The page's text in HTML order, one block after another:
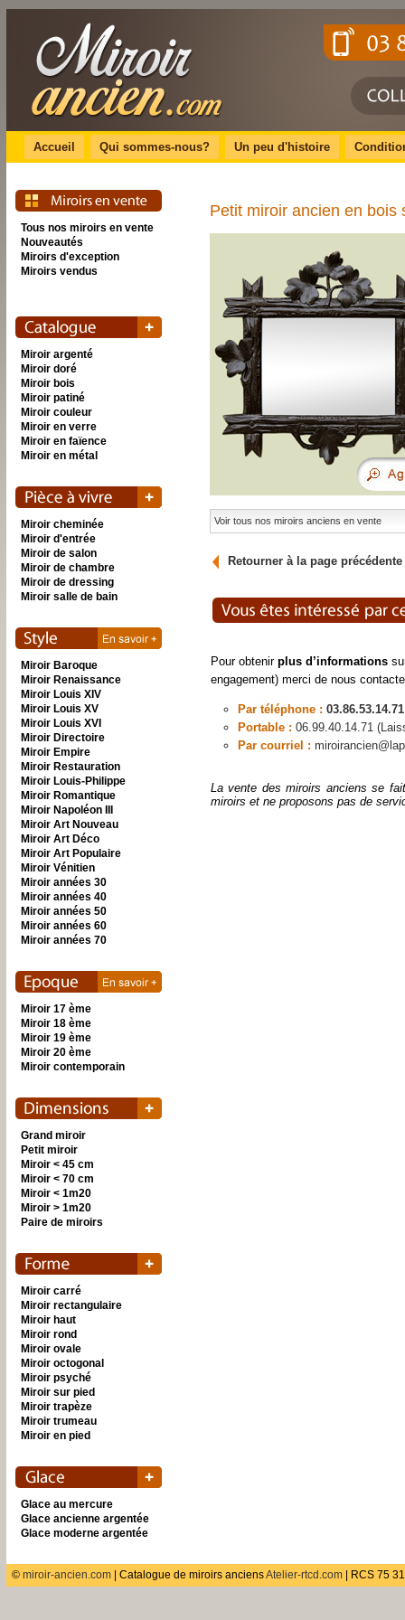
Accueil Qui sommes-nous? Un peu d'histoire
Petit miroir ancien en bois
Voir tous nos miroirs anciens en vente
Retourner à la page précédente
Pour obtenir plus d’informations
engagement) merci de nous
Par téléphone : 03.86.53.14.71
Portable : 06.99.40.14.71
Par courriel :
La vente des miroirs anciens se
miroirs et ne proposons pas de
Tous nos miroirs en vente
Nouveautés
Miroirs d'exception
Miroirs vendus
Miroir argenté
Miroir doré
Miroir bois
Miroir patiné
Miroir couleur
Miroir en verre
Miroir en faïence
Miroir en métal
Miroir cheminée
Miroir d'entrée
Miroir de salon
Miroir de chambre
Miroir de dressing
Miroir salle de bain
Miroir Baroque
Miroir Renaissance
Miroir Louis XIV
Miroir Louis XV
Miroir Louis XVI
Miroir Directoire
Miroir Empire
Miroir Restauration
Miroir Louis-Philippe
Miroir Romantique
Miroir Napoléon III
Miroir Art Nouveau
Miroir Art Déco
Miroir Art Populaire
Miroir Vénitien
Miroir années 30
Miroir années 40
Miroir années 50
Miroir années 60
Miroir années 70
Miroir 17 ème
Miroir 18 ème
Miroir 19 ème
Miroir 20 ème
Miroir contemporain
Grand miroir
Petit miroir
Miroir < 45 cm
Miroir < 70 cm
Miroir < 1m20
Miroir > 1m20
Paire de miroirs
Miroir carré
Miroir rectangulaire
Miroir haut
Miroir rond
Miroir ovale
Miroir octogonal
Miroir psyché
Miroir sur pied
Miroir trapèze
Miroir trumeau
Miroir en pied
Glace au mercure
Glace ancienne argentée
Glace moderne argentée
© miroir-ancien.com| Catalogue de miroirs anciensAtelier-rtcd.com| RCS 75